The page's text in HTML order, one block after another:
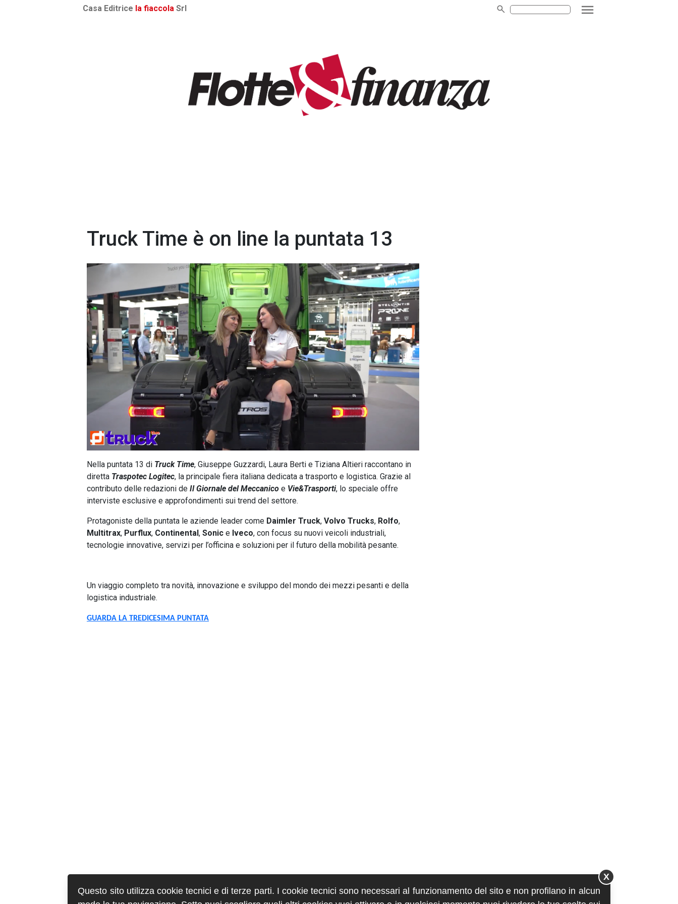
Casa Editrice la fiaccola Srl
Truck Time è on line la puntata 13
Nella puntata 13 di Truck Time, Giuseppe Guzzardi, Laura Berti e Tiziana Altieri raccontano in
diretta Traspotec Logitec, la principale fiera italiana dedicata a trasporto e logistica. Grazie al
contributo delle redazioni de Il Giornale del Meccanico e Vie&Trasporti, lo speciale offre
interviste esclusive e approfondimenti sui trend del settore.
Protagoniste della puntata le aziende leader come Daimler Truck, Volvo Trucks, Rolfo,
Multitrax, Purflux, Continental, Sonic e Iveco, con focus su nuovi veicoli industriali,
tecnologie innovative, servizi per l’officina e soluzioni per il futuro della mobilità pesante.
Un viaggio completo tra novità, innovazione e sviluppo del mondo dei mezzi pesanti e della
logistica industriale.
GUARDA LA TREDICESIMA PUNTATA
Questo sito utilizza cookie tecnici e di terze parti. I cookie tecnici sono necessari al funzionamento del sito e non profilano in alcun
X